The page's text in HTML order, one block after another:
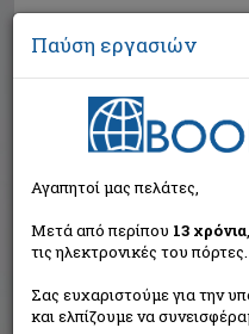
Αναζήτηση
Παύση εργασιών
Αγαπητοί μας πελάτες,
Μετά από περίπου 13 χρόνια
τις ηλεκτρονικές του πόρτες.
Σας ευχαριστούμε για την
και ελπίζουμε να